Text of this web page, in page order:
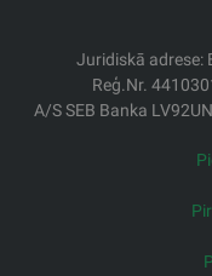
Juridiskā adrese:
Reģ.Nr.
A/S SEB Banka